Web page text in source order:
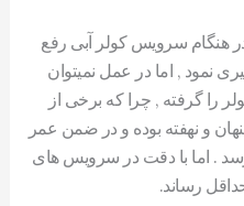
هنگام سرویس کولر آبی رفع
نمود , اما در عمل نمیتوان
را گرفته , چرا که برخی از
و نهفته بوده و در ضمن عمر
. اما با دقت در سرویس های
رساند.